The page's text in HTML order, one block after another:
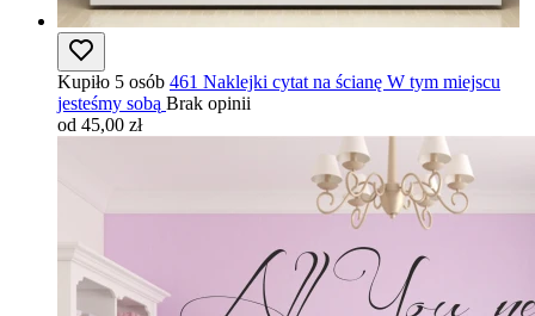
Kupiło 5 osób 461 Naklejki cytat na ścianę W tym miejscu
jesteśmy sobą Brak opinii
od 45,00 zł